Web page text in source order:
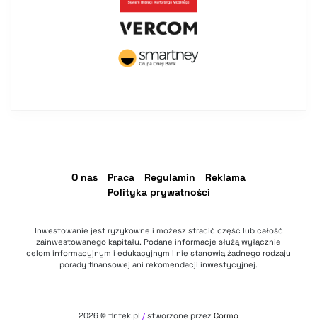
O nas Praca Regulamin
Reklama
Polityka prywatności
Inwestowanie jest ryzykowne i możesz stracić część lub całość
zainwestowanego kapitału. Podane informacje służą wyłącznie
celom informacyjnym i edukacyjnym i nie stanowią żadnego rodzaju
porady finansowej ani rekomendacji inwestycyjnej.
2026 © fintek.pl / stworzone przez Cormo